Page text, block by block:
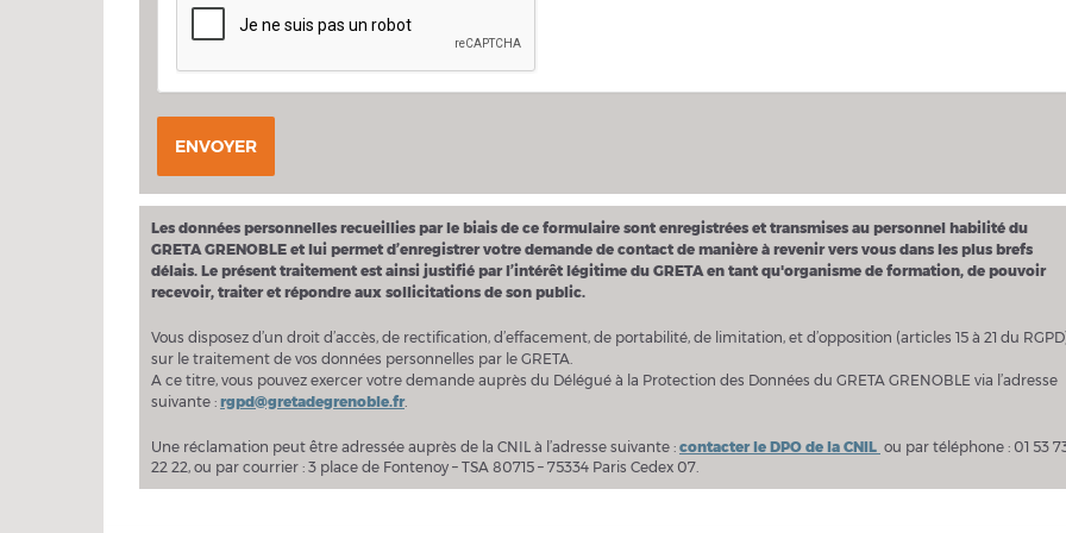
ENVOYER
Les données personnelles recueillies par le biais de ce formulaire sont enregistrées et transmises au personnel habilité du
GRETA GRENOBLE et lui permet d’enregistrer votre demande de contact de manière à revenir vers vous dans les plus brefs
délais. Le présent traitement est ainsi justifié par l’intérêt légitime du GRETA en tant qu'organisme de formation, de pouvoir
recevoir, traiter et répondre aux sollicitations de son public.
Vous disposez d’un droit d’accès, de rectification, d’effacement, de portabilité, de limitation, et d’opposition (articles 15 à 21 du
sur le traitement de vos données personnelles par le GRETA.
A ce titre, vous pouvez exercer votre demande auprès du Délégué à la Protection des Données du GRETA GRENOBLE via l’adresse
suivante : rgpd@gretadegrenoble.fr.
Une réclamation peut être adressée auprès de la CNIL à l’adresse suivante : contacter le DPO de la CNIL ou par téléphone : 01 53
22 22, ou par courrier : 3 place de Fontenoy – TSA 80715 – 75334 Paris Cedex 07.